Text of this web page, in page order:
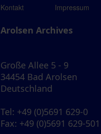
Kontakt Impressum
Arolsen Archives
Große Allee 5 - 9
34454 Bad Arolsen
Deutschland
Tel: +49 (0)5691 629-0
Fax: +49 (0)5691 629-501